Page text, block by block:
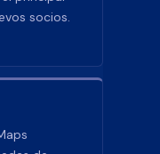
socios.